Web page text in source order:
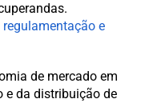
e
de mercado em
e da distribuição de